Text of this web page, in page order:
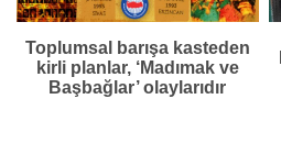
Toplumsal barışa kasteden
kirli planlar, ‘Madımak ve
Başbağlar’ olaylarıdır